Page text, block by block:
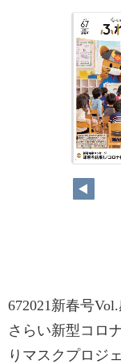
1
672021新春号
さらい新型コロ
りマスクプロジ